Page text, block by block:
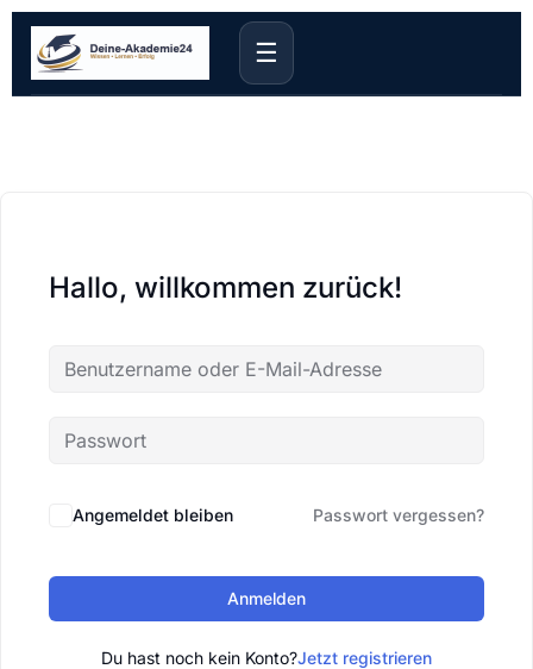
☰
Hallo, willkommen zurück!
Angemeldet bleiben Passwort vergessen?
Anmelden
Du hast noch kein Konto?Jetzt registrieren